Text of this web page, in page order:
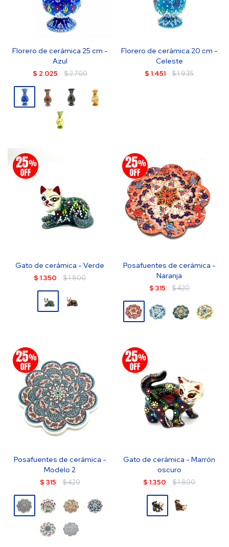
Florero de cerámica 25 cm -
Azul
$ 2.025 $2.700
Florero de cerámica 20 cm -
Celeste
$ 1.451 $1.935
Gato de cerámica - Verde
$ 1.350 $1.800
Posafuentes de cerámica -
Naranja
$ 315 $420
Posafuentes de cerámica -
Modelo 2
$ 315 $420
Gato de cerámica - Marrón
oscuro
$ 1.350 $1.800